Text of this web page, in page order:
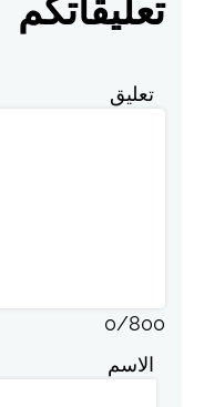
تعليقاتكم
تعليق
0/800
الاسم